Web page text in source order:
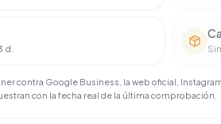
d.
contra Google Business, la web oficial,
con la fecha real de la última comprobación.